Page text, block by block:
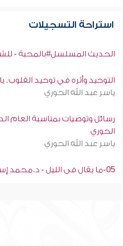
استراحة التسجيلات
الحديث المسلسل#بالمحبة -
التوحيد وأثره في توحيد القلوب.
ياسر عبد الله الحوري
رسائل وتوصيات بمناسبة العام
الحوري
ياسر عبد الله الحوري
05-ما يقال فى الليل - د.محمد إسماعيل المقدم